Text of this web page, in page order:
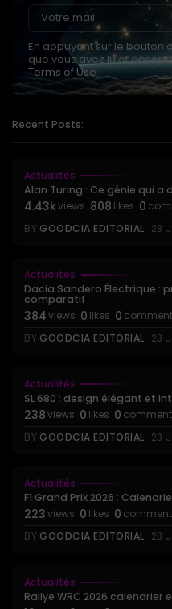
En appuyant sur le bouton
que vous avez lu et
Terms of Use
Recent Posts:
Actualités
Alan Turing : Ce génie qui a
4.43kviews 808 likes 0
BY GOODCIA EDITORIAL 23
Actualités
Dacia Sandero Électrique :
comparatif
384views 0 likes 0
BY GOODCIA EDITORIAL 23
Actualités
SL 680 : design élégant et
238views 0 likes 0
BY GOODCIA EDITORIAL 23
Actualités
F1 Grand Prix 2026 :
223views 0 likes 0
BY GOODCIA EDITORIAL 23
Actualités
Rallye WRC 2026 calendrier